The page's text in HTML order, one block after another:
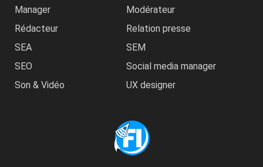
Manager
Modérateur
Rédacteur
Relation presse
SEA
SEM
SEO
Social media manager
Son & Vidéo
UX designer